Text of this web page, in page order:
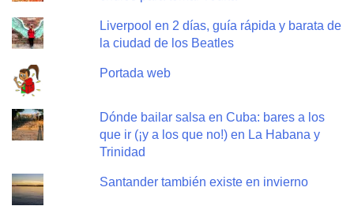
Liverpool en 2 días, guía rápida y barata de
la ciudad de los Beatles
Portada web
Dónde bailar salsa en Cuba: bares a los
que ir (¡y a los que no!) en La Habana y
Trinidad
Santander también existe en invierno